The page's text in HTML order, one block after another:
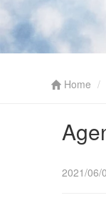
Home
2021/06/